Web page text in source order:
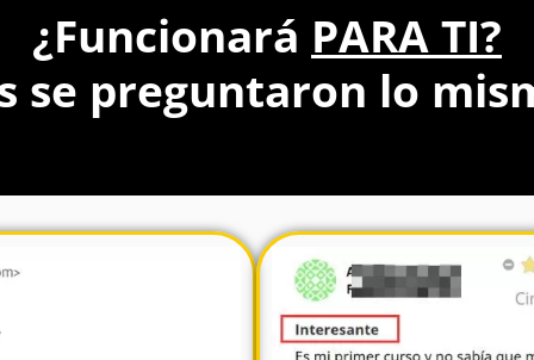
¿Funcionará PARA TI?
se preguntaron lo